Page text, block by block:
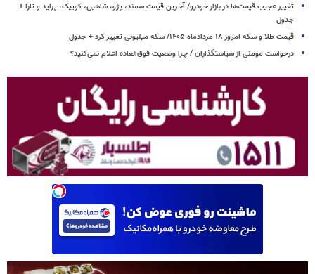
تغییر عجیب قیمت‌ها در بازار خودرو/ آخرین قیمت سمند، پژو، شاهین، کوییک، پراید و تارا +
جدول
قیمت طلا و سکه امروز ۱۸ مردادماه ۱۴۰۵/ سکه میلیونی تغییر کرد + جدول
درخواست مومنی از سیاستگذاران / چرا وضعیت فوق‌العاده اعلام نمی‌کنید؟